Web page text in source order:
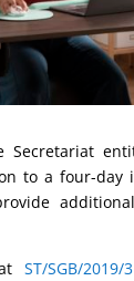
Secretariat
to a four-day
ST/SGB/2019/3